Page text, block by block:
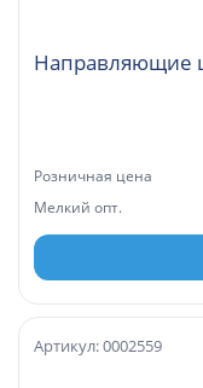
Направляющие
Розничная цена
Мелкий опт.
Артикул: 0002559